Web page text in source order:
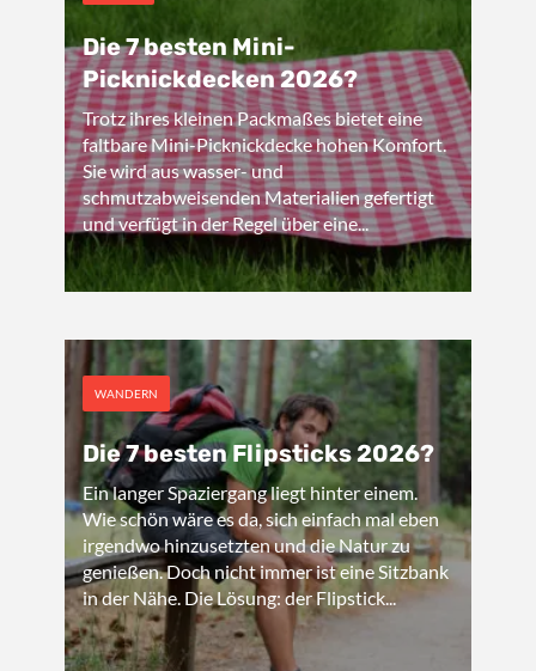
Die 7 besten Mini-
Picknickdecken 2026?
Trotz ihres kleinen Packmaßes bietet eine
faltbare Mini-Picknickdecke hohen Komfort.
Sie wird aus wasser- und
schmutzabweisenden Materialien gefertigt
und verfügt in der Regel über eine...
WANDERN
Die 7 besten Flipsticks 2026?
Ein langer Spaziergang liegt hinter einem.
Wie schön wäre es da, sich einfach mal eben
irgendwo hinzusetzten und die Natur zu
genießen. Doch nicht immer ist eine Sitzbank
in der Nähe. Die Lösung: der Flipstick...